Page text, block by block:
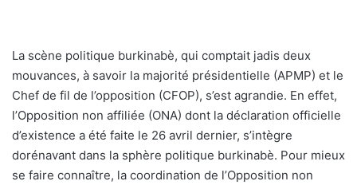
La scène politique burkinabè, qui comptait jadis deux
mouvances, à savoir la majorité présidentielle (APMP) et le
Chef de fil de l’opposition (CFOP), s’est agrandie. En effet,
l’Opposition non affiliée (ONA) dont la déclaration officielle
d’existence a été faite le 26 avril dernier, s’intègre
dorénavant dans la sphère politique burkinabè. Pour mieux
se faire connaître, la coordination de l’Opposition non